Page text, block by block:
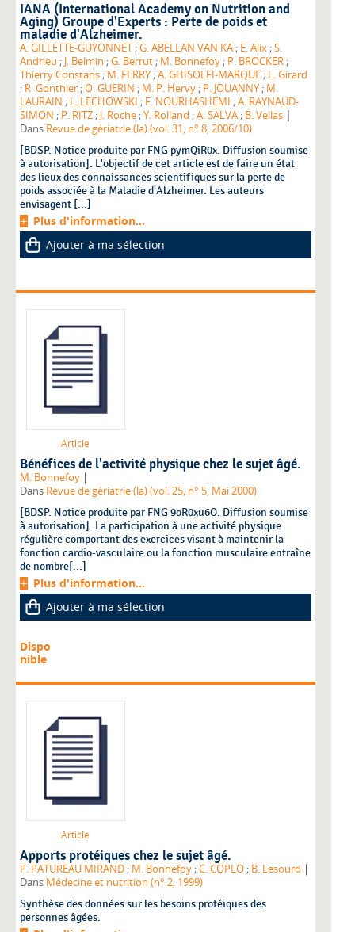
IANA (International Academy on Nutrition and
Aging) Groupe d'Experts : Perte de poids et
maladie d'Alzheimer.
A. GILLETTE-GUYONNET ;G. ABELLAN VAN KA ; E. Alix ;S.
Andrieu ; J. Belmin ;G. Berrut ; M. Bonnefoy ; P. BROCKER ;
Thierry Constans ; M. FERRY ;A. GHISOLFI-MARQUE ; L. Girard
; R. Gonthier ;O. GUERIN ; M. P. Hervy ; P. JOUANNY ; M.
LAURAIN ; L. LECHOWSKI ; F. NOURHASHEMI ;A. RAYNAUD-
SIMON ; P. RITZ ; J. Roche ;Y. Rolland ;A. SALVA ; B. Vellas |
Dans Revue de gériatrie (la) (vol. 31, n° 8, 2006/10)
[BDSP. Notice produite par FNG pymQiR0x. Diffusion soumise
à autorisation]. L'objectif de cet article est de faire un état
des lieux des connaissances scientifiques sur la perte de
poids associée à la Maladie d'Alzheimer. Les auteurs
envisagent [...]
Plus d'information...
Ajouter à ma sélection
Article
Bénéfices de l'activité physique chez le sujet âgé.
M. Bonnefoy |
Dans Revue de gériatrie (la) (vol. 25, n° 5, Mai 2000)
[BDSP. Notice produite par FNG 9oR0xu6O. Diffusion soumise
à autorisation]. La participation à une activité physique
régulière comportant des exercices visant à maintenir la
fonction cardio-vasculaire ou la fonction musculaire entraîne
de nombre[...]
Plus d'information...
Ajouter à ma sélection
Dispo
nible
Article
Apports protéiques chez le sujet âgé.
P. PATUREAU MIRAND ; M. Bonnefoy ;C. COPLO ; B. Lesourd |
Dans Médecine et nutrition (n° 2, 1999)
Synthèse des données sur les besoins protéiques des
personnes âgées.